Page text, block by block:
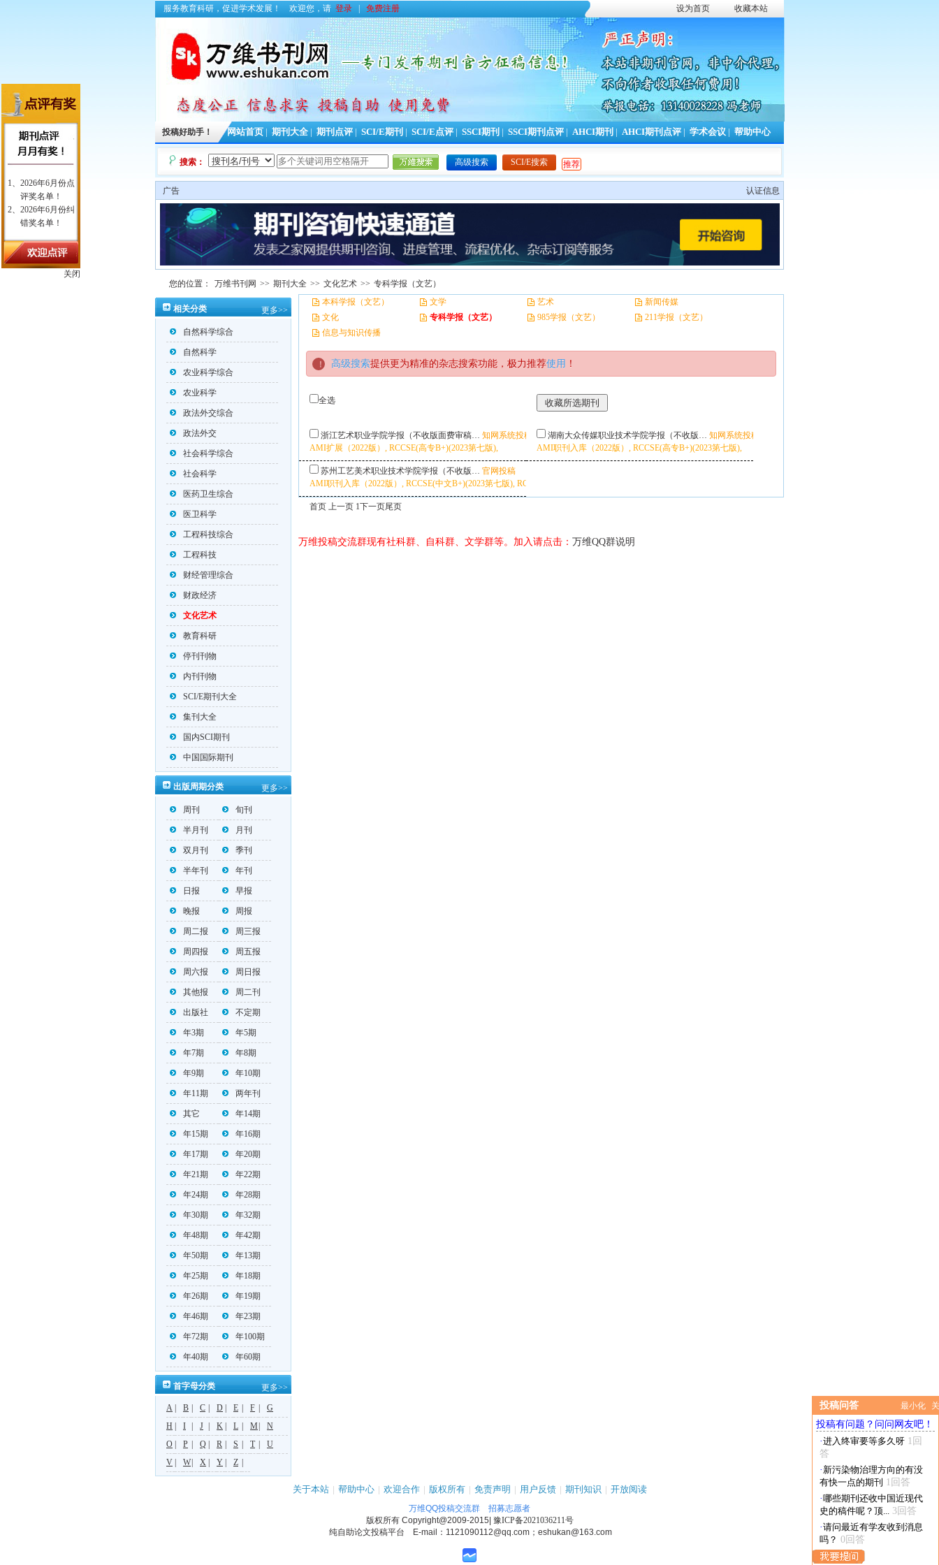
关闭
服务教育科研，促进学术发展！ 欢迎您，请 登录 免费注册 设为首页 收藏本站
投稿好助手！ 网站首页 期刊大全 期刊点评 SCI/E期刊 SCI/E点评 SSCI期刊 SSCI期刊点评 AHCI期刊 AHCI期刊点评 学术会议 帮助中心
搜索： 高级搜索 SCI/E搜索 推荐
投稿问答 最小化
投稿有问题？问问网友吧！
·进入终审要等多久呀 1回
答
· 新污染物治理方向的有没
有快一点的期刊 1回答
·哪些期刊还收中国近现代
史的稿件呢？顶... 3回答
·请问最近有学友收到消息
吗？ 0回答
认证信息
广告
您的位置： 万维书刊网 >> 期刊大全 >> 文化艺术 >> 专科学报（文艺）
相关分类 更多>>
自然科学综合
自然科学
农业科学综合
农业科学
政法外交综合
政法外交
社会科学综合
社会科学
医药卫生综合
医卫科学
工程科技综合
工程科技
财经管理综合
财政经济
文化艺术
教育科研
停刊刊物
内刊刊物
SCI/E期刊大全
集刊大全
国内SCI期刊
中国国际期刊
出版周期分类 更多>>
周刊 旬刊
半月刊 月刊
双月刊 季刊
半年刊 年刊
日报 早报
晚报 周报
周二报 周三报
周四报 周五报
周六报 周日报
其他报 周二刊
出版社 不定期
年3期 年5期
年7期 年8期
年9期 年10期
年11期 两年刊
其它 年14期
年15期 年16期
年17期 年20期
年21期 年22期
年24期 年28期
年30期 年32期
年48期 年42期
年50期 年13期
年25期 年18期
年26期 年19期
年46期 年23期
年72期 年100期
年40期 年60期
首字母分类 更多>>
A B C D E F
G
H
I J K L M
N
O
P Q R S T
U
V
W X Y Z
本科学报（文艺） 文学 艺术
新闻传媒
文化
专科学报（文艺） 985学报（文艺）
211学报（文艺）
信息与知识传播
高级搜索提供更为精准的杂志搜索功能，极力推荐使用 ！
全选
浙江艺术职业学院学报（不收版面费审稿… 知网系统投稿
AMI扩展（2022版）, RCCSE(高专B+)(2023第七版),
湖南大众传媒职业技术学院学报（不收版… 知网系统投稿
AMI职刊入库（2022版）, RCCSE(高专B+)(2023第七版),
苏州工艺美术职业技术学院学报（不收版… 官网投稿
AMI职刊入库（2022版）, RCCSE(中文B+)(2023第七版), RCCSE(高专B+)(2023第七版),
首页 上一页 1下一页尾页
万维投稿交流群现有社科群、自科群、文学群等。加入请点击： 万维QQ群说明
关于本站 | 帮助中心 | 欢迎合作 | 版权所有 | 免责声明 | 用户反馈 | 期刊知识 | 开放阅读
万维QQ投稿交流群
招募志愿者
版权所有 Copyright@2009-2015 豫ICP备2021036211号
纯自助论文投稿平台 E-mail：1121090112@qq.com；eshukan@163.com